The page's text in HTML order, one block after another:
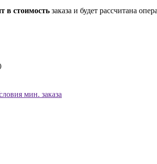
в стоимость заказа и будет рассчитана
мин. заказа